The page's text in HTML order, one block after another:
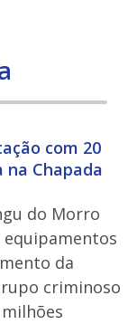
com 20
na Chapada
do Morro
da
criminoso